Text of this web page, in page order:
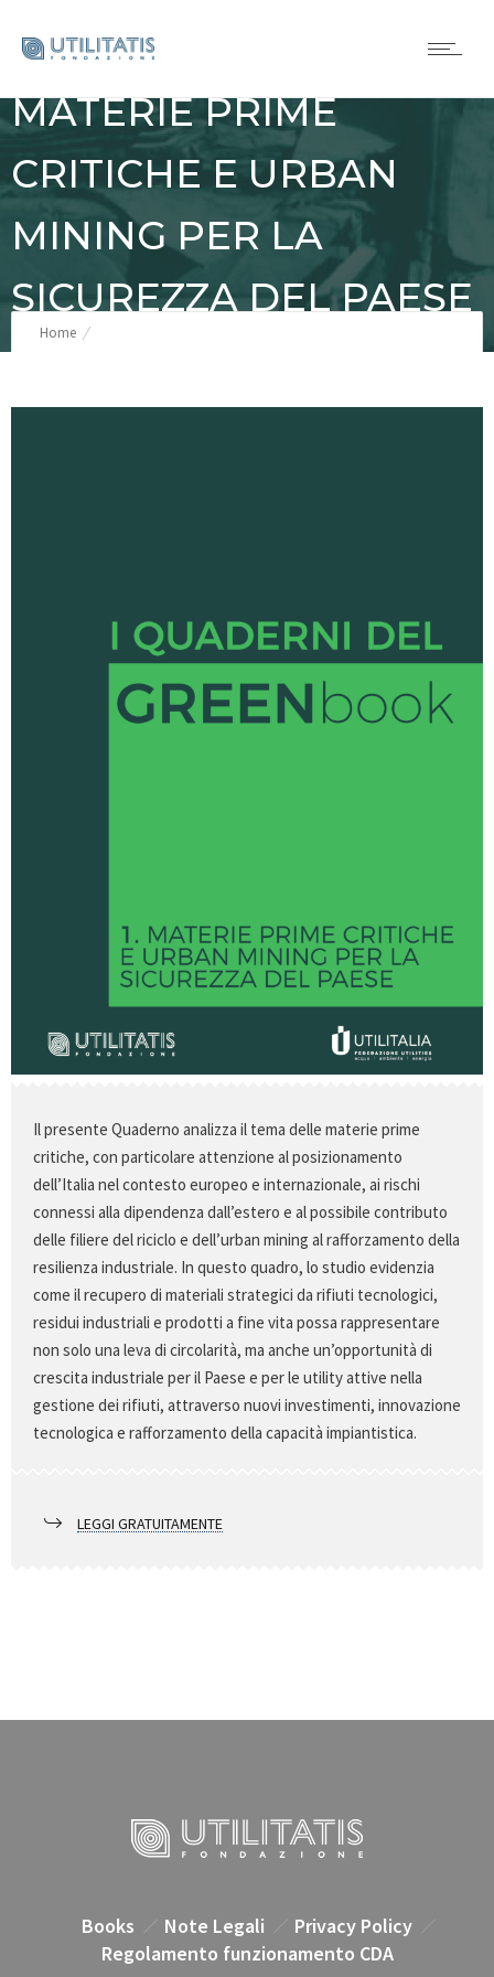
MATERIE PRIME
CRITICHE E URBAN
MINING PER LA
SICUREZZA DEL PAESE
Home
Il presente Quaderno analizza il tema delle materie prime
critiche, con particolare attenzione al posizionamento
dell’Italia nel contesto europeo e internazionale, ai rischi
connessi alla dipendenza dall’estero e al possibile contributo
delle filiere del riciclo e dell’urban mining al rafforzamento della
resilienza industriale. In questo quadro, lo studio evidenzia
come il recupero di materiali strategici da rifiuti tecnologici,
residui industriali e prodotti a fine vita possa rappresentare
non solo una leva di circolarità, ma anche un’opportunità di
crescita industriale per il Paese e per le utility attive nella
gestione dei rifiuti, attraverso nuovi investimenti, innovazione
tecnologica e rafforzamento della capacità impiantistica.
LEGGI GRATUITAMENTE
Books Note Legali
Privacy Policy
Regolamento funzionamento CDA